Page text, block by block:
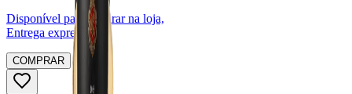
Disponível para:
Retirar na loja,
Entrega expressa
COMPRAR